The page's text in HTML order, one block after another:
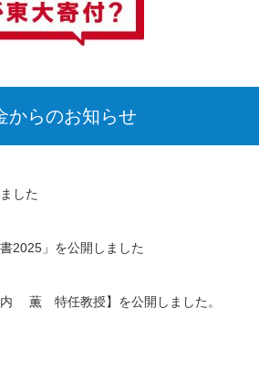
からのお知らせ
した
2025」を公開しました
内 薫 特任教授】を公開しました。